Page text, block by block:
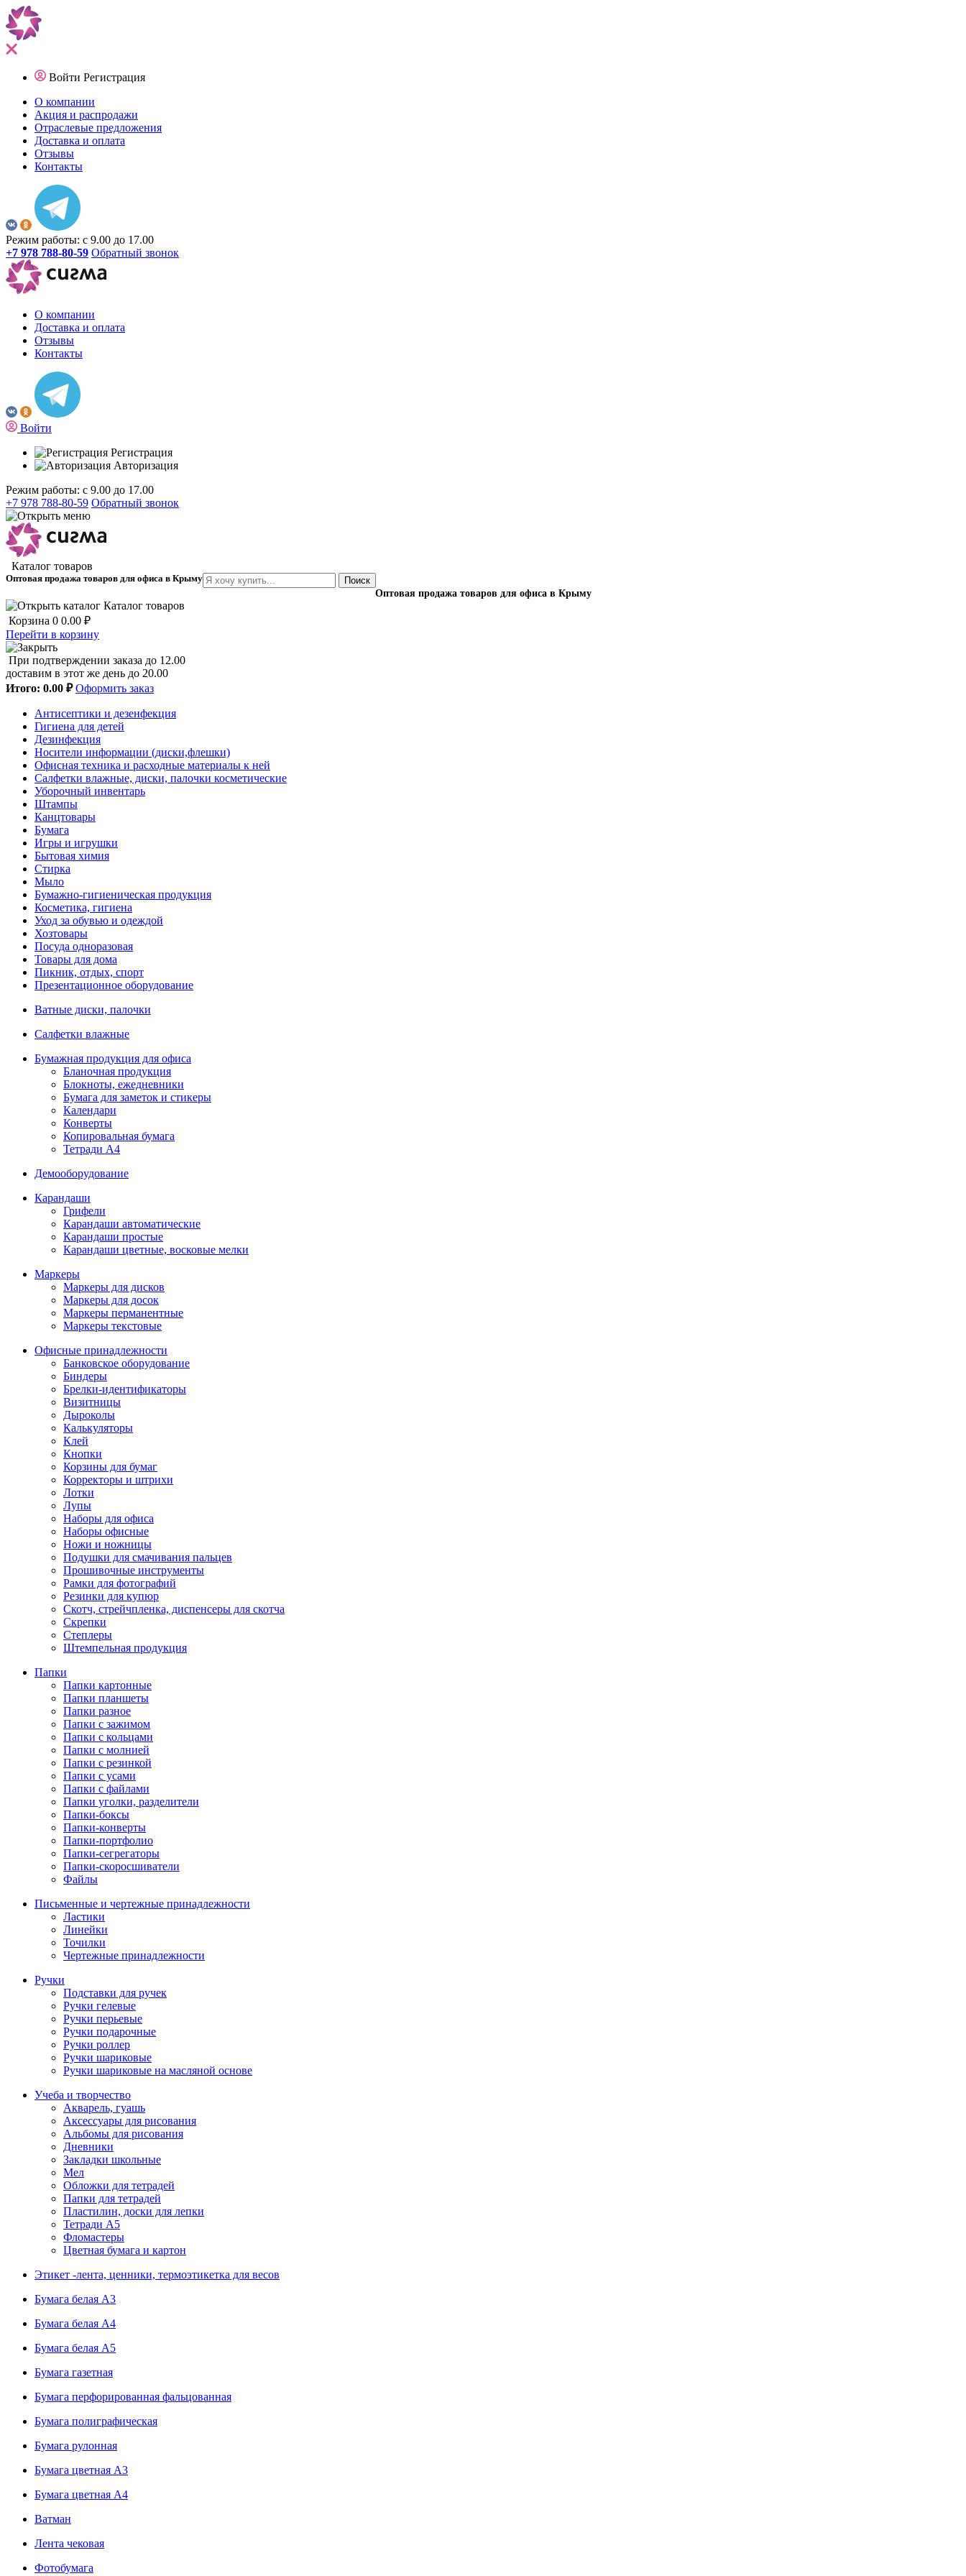
Войти Регистрация
О компании
Акция и распродажи
Отраслевые предложения
Доставка и оплата
Отзывы
Контакты
Режим работы: с 9.00 до 17.00
+7 978 788-80-59 Обратный звонок
О компании
Доставка и оплата
Отзывы
Контакты
Войти
Регистрация
Авторизация
Режим работы: с 9.00 до 17.00
+7 978 788-80-59 Обратный звонок
Каталог товаров
Оптовая продажа товаров для офиса в Крыму
Поиск
Оптовая продажа товаров для офиса в Крыму
Каталог товаров
Корзина 0 0.00 ₽
Перейти в корзину
При подтверждении заказа до 12.00
доставим в этот же день до 20.00
Итого: 0.00 ₽ Оформить заказ
Антисептики и дезенфекция
Гигиена для детей
Дезинфекция
Носители информации (диски,флешки)
Офисная техника и расходные материалы к ней
Салфетки влажные, диски, палочки косметические
Уборочный инвентарь
Штампы
Канцтовары
Бумага
Игры и игрушки
Бытовая химия
Стирка
Мыло
Бумажно-гигиеническая продукция
Косметика, гигиена
Уход за обувью и одеждой
Хозтовары
Посуда одноразовая
Товары для дома
Пикник, отдых, спорт
Презентационное оборудование
Ватные диски, палочки
Салфетки влажные
Бумажная продукция для офиса
Бланочная продукция
Блокноты, ежедневники
Бумага для заметок и стикеры
Календари
Конверты
Копировальная бумага
Тетради А4
Демооборудование
Карандаши
Грифели
Карандаши автоматические
Карандаши простые
Карандаши цветные, восковые мелки
Маркеры
Маркеры для дисков
Маркеры для досок
Маркеры перманентные
Маркеры текстовые
Офисные принадлежности
Банковское оборудование
Биндеры
Брелки-идентификаторы
Визитницы
Дыроколы
Калькуляторы
Клей
Кнопки
Корзины для бумаг
Корректоры и штрихи
Лотки
Лупы
Наборы для офиса
Наборы офисные
Ножи и ножницы
Подушки для смачивания пальцев
Прошивочные инструменты
Рамки для фотографий
Резинки для купюр
Скотч, стрейчпленка, диспенсеры для скотча
Скрепки
Степлеры
Штемпельная продукция
Папки
Папки картонные
Папки планшеты
Папки разное
Папки с зажимом
Папки с кольцами
Папки с молнией
Папки с резинкой
Папки с усами
Папки с файлами
Папки уголки, разделители
Папки-боксы
Папки-конверты
Папки-портфолио
Папки-сегрегаторы
Папки-скоросшиватели
Файлы
Письменные и чертежные принадлежности
Ластики
Линейки
Точилки
Чертежные принадлежности
Ручки
Подставки для ручек
Ручки гелевые
Ручки перьевые
Ручки подарочные
Ручки роллер
Ручки шариковые
Ручки шариковые на масляной основе
Учеба и творчество
Акварель, гуашь
Аксессуары для рисования
Альбомы для рисования
Дневники
Закладки школьные
Мел
Обложки для тетрадей
Папки для тетрадей
Пластилин, доски для лепки
Тетради А5
Фломастеры
Цветная бумага и картон
Этикет -лента, ценники, термоэтикетка для весов
Бумага белая А3
Бумага белая А4
Бумага белая А5
Бумага газетная
Бумага перфорированная фальцованная
Бумага полиграфическая
Бумага рулонная
Бумага цветная А3
Бумага цветная А4
Ватман
Лента чековая
Фотобумага